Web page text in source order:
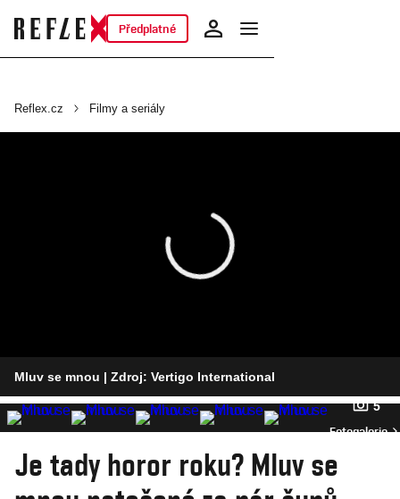
Předplatné
Reflex.cz Filmy a seriály
Mluv se mnou | Zdroj: Vertigo International
5
Fotogalerie
Je tady horor roku? Mluv se